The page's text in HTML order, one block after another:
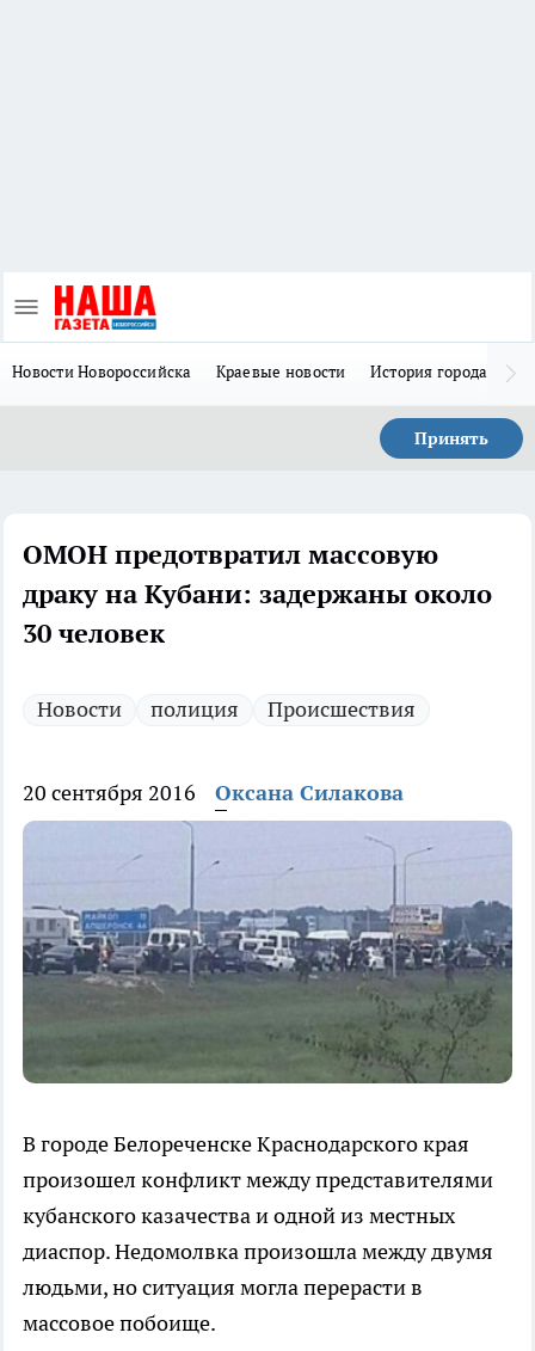
Новости Новороссийска Краевые новости История города Н
Принять
ОМОН предотвратил массовую
драку на Кубани: задержаны около
30 человек
Новости полиция Происшествия
20 сентября 2016 Оксана Силакова
В городе Белореченске Краснодарского края
произошел конфликт между представителями
кубанского казачества и одной из местных
диаспор. Недомолвка произошла между двумя
людьми, но ситуация могла перерасти в
массовое побоище.